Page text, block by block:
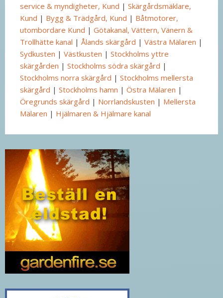
service & myndigheter, Kund | Skärgårdsmäklare,
Kund | Bygg & Trädgård, Kund | Båtmotorer,
utombordare Kund | Götakanal, Vättern, Vänern &
Trollhätte kanal | Ålands skärgård | Västra Mälaren |
Sydkusten | Västkusten | Stockholms yttre
skärgården | Stockholms södra skärgård |
Stockholms norra skärgård | Stockholms mellersta
skärgård | Stockholms hamn | Östra Mälaren |
Öregrunds skärgård | Norrlandskusten | Mellersta
Mälaren | Hjälmaren & Hjälmare kanal